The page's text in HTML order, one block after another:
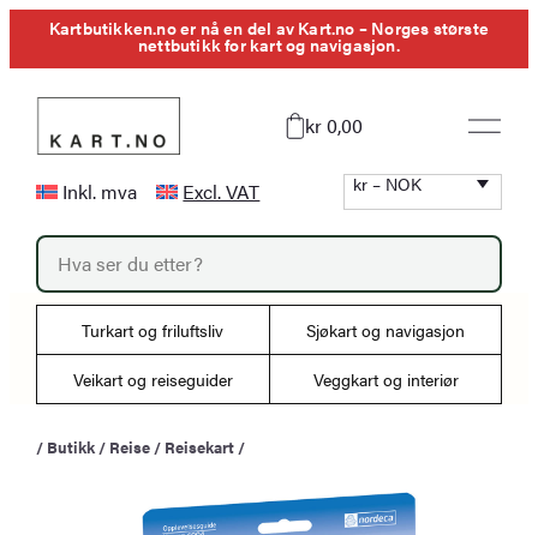
HoppKartbutikken.no er nå en del av Kart.no – Norges største
nettbutikk for kart og navigasjon.
kr 0,00
Inkl. mva Excl. VAT kr – NOK
P
o
d
t
r
Turkart og friluftsliv Sjøkart og navigasjon
Veikart og reiseguider Veggkart og interiør
/ Butikk / Reise / Reisekart /